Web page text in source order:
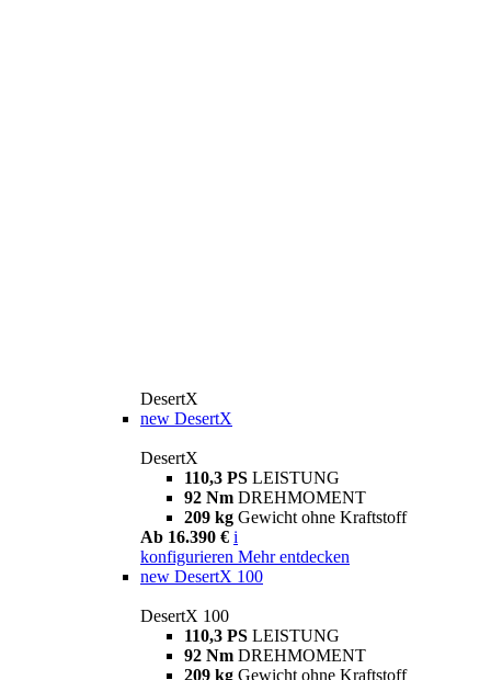
DesertX
new DesertX
DesertX
110,3 PS LEISTUNG
92 Nm DREHMOMENT
209 kg Gewicht ohne Kraftstoff
Ab 16.390 € i
konfigurieren Mehr entdecken
new DesertX 100
DesertX 100
110,3 PS LEISTUNG
92 Nm DREHMOMENT
209 kg Gewicht ohne Kraftstoff